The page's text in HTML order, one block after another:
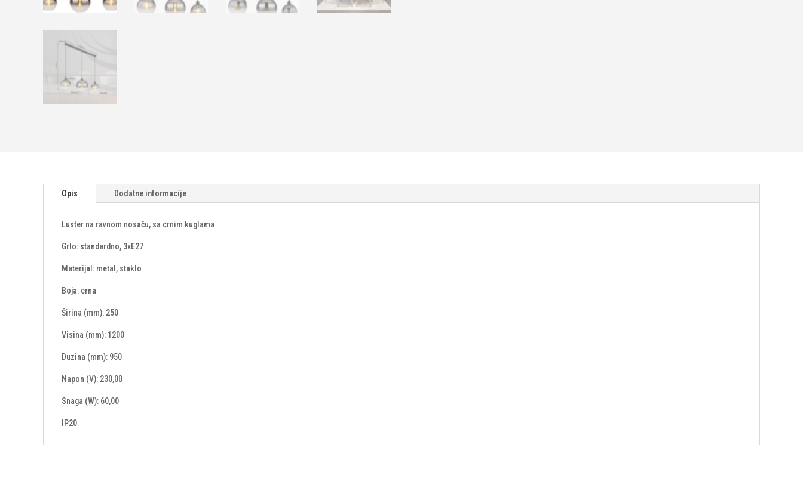
Opis Dodatne informacije
Luster na ravnom nosaču, sa crnim kuglama
Grlo: standardno, 3xE27
Materijal: metal, staklo
Boja: crna
Širina (mm): 250
Visina (mm): 1200
Duzina (mm): 950
Napon (V): 230,00
Snaga (W): 60,00
IP20